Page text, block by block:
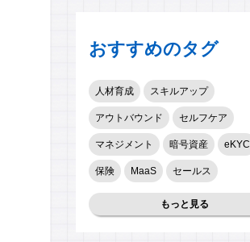
おすすめのタグ
人材育成 スキルアップ
アウトバウンド セルフケア
マネジメント 暗号資産 eKYC
保険 MaaS セールス
もっと見る